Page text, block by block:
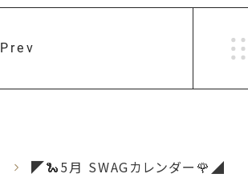
Prev
◤🐍5月 SWAGカレンダー🌹◢